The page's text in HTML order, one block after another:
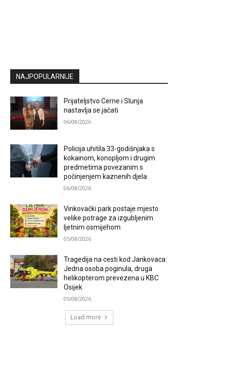
NAJPOPULARNIJE
Prijateljstvo Cerne i Slunja
nastavlja se jačati
06/08/2026
Policija uhitila 33-godišnjaka s
kokainom, konopljom i drugim
predmetima povezanim s
počinjenjem kaznenih djela
06/08/2026
Vinkovački park postaje mjesto
velike potrage za izgubljenim
ljetnim osmijehom
05/08/2026
Tragedija na cesti kod Jankovaca:
Jedna osoba poginula, druga
helikopterom prevezena u KBC
Osijek
05/08/2026
Load more